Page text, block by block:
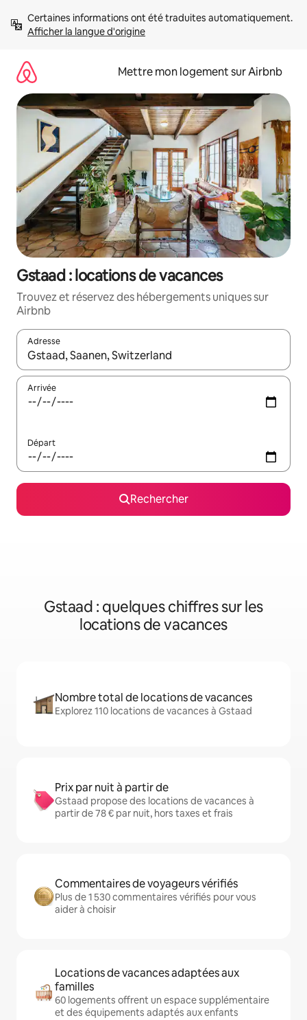
directement
Afficher la langue d'origine
Mettre mon logement sur Airbnb
Gstaad : locations de vacances
Trouvez et réservez des hébergements uniques sur
Airbnb
Adresse
Lorsque les résultats s'affichent, utilisez les flèches vers le
Arrivée
Départ
Rechercher
Gstaad : quelques chiffres sur les
locations de vacances
Nombre total de locations de vacances
Explorez 110 locations de vacances à Gstaad
Prix par nuit à partir de
Gstaad propose des locations de vacances à
partir de 78 € par nuit, hors taxes et frais
Commentaires de voyageurs vérifiés
Plus de 1 530 commentaires vérifiés pour vous
aider à choisir
Locations de vacances adaptées aux
familles
60 logements offrent un espace supplémentaire
et des équipements adaptés aux enfants